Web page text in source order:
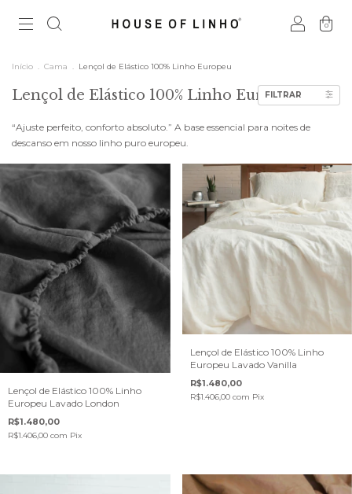
0
Início . Cama . Lençol de Elástico 100% Linho Europeu
Lençol de Elástico 100% Linho Europeu
FILTRAR
“Ajuste perfeito, conforto absoluto.” A base essencial para noites de
descanso em nosso linho puro europeu.
Lençol de Elástico 100% Linho
Europeu Lavado London
R$1.480,00
R$1.406,00 com Pix
Lençol de Elástico 100% Linho
Europeu Lavado Vanilla
R$1.480,00
R$1.406,00 com Pix